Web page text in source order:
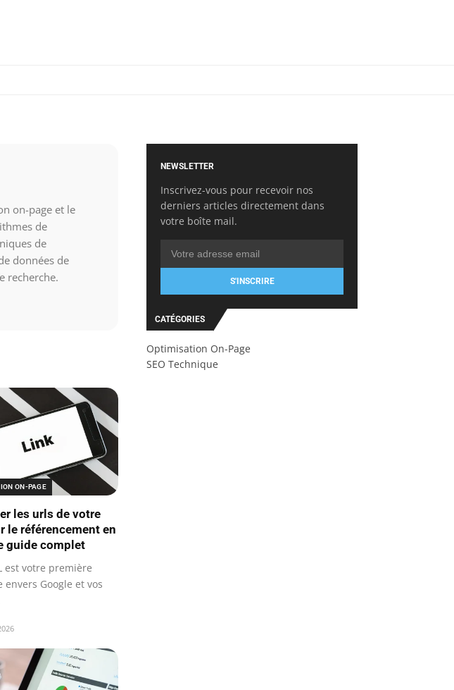
on-page et le
de
de
données de
recherche.
ON-PAGE
les urls de votre
le référencement en
guide complet
est votre première
envers Google et vos
NEWSLETTER
Inscrivez-vous pour recevoir nos
derniers articles directement dans
votre boîte mail.
S'INSCRIRE
CATÉGORIES
Optimisation On-Page
SEO Technique